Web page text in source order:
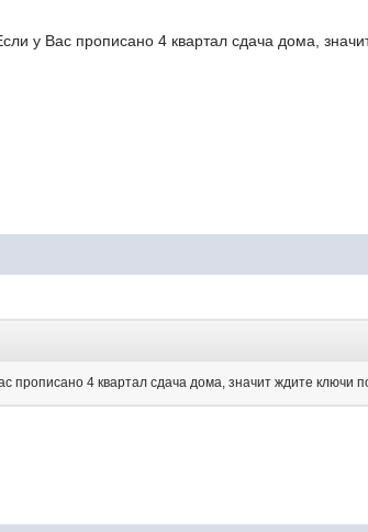
у Вас прописано 4 квартал сдача дома,
прописано 4 квартал сдача дома, значит ждите ключи